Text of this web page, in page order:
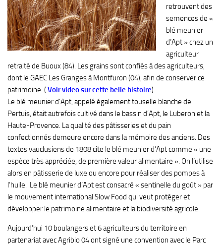
Desserts
Sauces
retrouvent des
semences de «
blé meunier
d’Apt » chez un
agriculteur
retraité de Buoux (84). Les grains sont confiés à des agriculteurs,
dont le GAEC Les Granges à Montfuron (04), afin de conserver ce
patrimoine. ( Voir video sur cette belle histoire)
Le blé meunier d’Apt, appelé également touselle blanche de
Pertuis, était autrefois cultivé dans le bassin d’Apt, le Luberon et la
Haute-Provence. La qualité des pâtisseries et du pain
confectionnés demeure encore dans la mémoire des anciens. Des
textes vauclusiens de 1808 cite le blé meunier d’Apt comme « une
espèce très appréciée, de première valeur alimentaire ». On l’utilise
alors en pâtisserie de luxe ou encore pour réaliser des pompes à
l’huile. Le blé meunier d’Apt est consacré « sentinelle du goût » par
le mouvement international Slow Food qui veut protéger et
développer le patrimoine alimentaire et la biodiversité agricole.
Aujourd’hui 10 boulangers et 6 agriculteurs du territoire en
partenariat avec Agribio 04 ont signé une convention avec le Parc